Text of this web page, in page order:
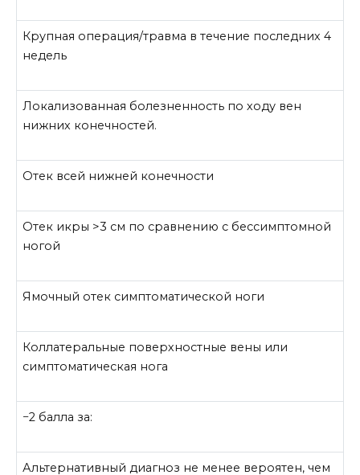
Крупная операция/травма в течение последних 4
недель
Локализованная болезненность по ходу вен
нижних конечностей.
Отек всей нижней конечности
Отек икры >3 см по сравнению с бессимптомной
ногой
Ямочный отек симптоматической ноги
Коллатеральные поверхностные вены или
симптоматическая нога
−2 балла за:
Альтернативный диагноз не менее вероятен, чем